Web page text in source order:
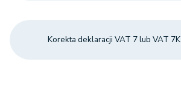
Korekta deklaracji VAT 7 lub VAT 7K